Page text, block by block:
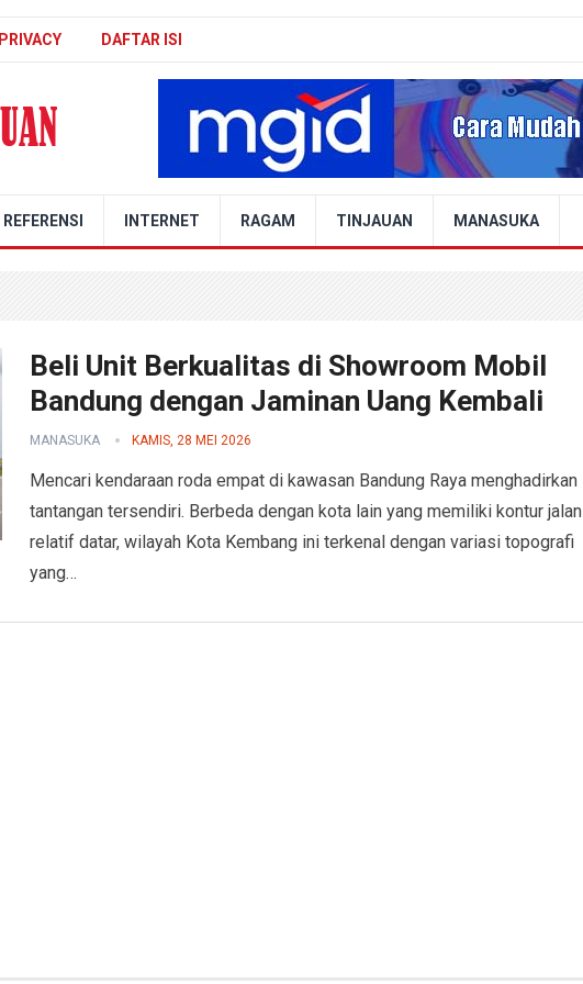
PRIVACY DAFTAR ISI
REFERENSI INTERNET RAGAM TINJAUAN MANASUKA
Beli Unit Berkualitas di Showroom Mobil
Bandung dengan Jaminan Uang Kembali
MANASUKA KAMIS, 28 MEI 2026
Mencari kendaraan roda empat di kawasan Bandung Raya menghadirkan
tantangan tersendiri. Berbeda dengan kota lain yang memiliki kontur jalan
relatif datar, wilayah Kota Kembang ini terkenal dengan variasi topografi
yang…